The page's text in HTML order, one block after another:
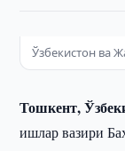
Ўзбекистон ва
Тошкент,
ишлар вазири